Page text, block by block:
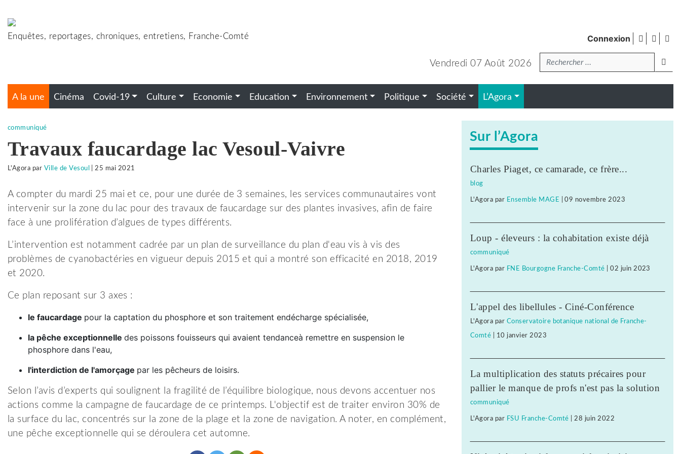
au
contenu
Enquêtes, reportages, chroniques, entretiens, Franche-Comté Connexion facebook
twitter
Vendredi 07 Août 2026Recherche
A la une Cinéma Covid-19 Culture Economie Education Environnement Politique Société L’Agora
communiqué
Travaux faucardage lac Vesoul-Vaivre
L'Agora par Ville de Vesoul 25 mai 2021
A compter du mardi 25 mai et ce, pour une durée de 3 semaines, les services communautaires vont
intervenir sur la zone du lac pour des travaux de faucardage sur des plantes invasives, afin de faire
face à une prolifération d’algues de types différents.
L’intervention est notamment cadrée par un plan de surveillance du plan d'eau vis à vis des
problèmes de cyanobactéries en vigueur depuis 2015 et qui a montré son efficacité en 2018, 2019
et 2020.
Ce plan reposant sur 3 axes :
le faucardage pour la captation du phosphore et son traitement endécharge spécialisée,
la pêche exceptionnelle des poissons fouisseurs qui avaient tendanceà remettre en suspension le
phosphore dans l'eau,
l'interdiction de l'amorçage par les pêcheurs de loisirs.
Selon l’avis d’experts qui soulignent la fragilité de l’équilibre biologique, nous devons accentuer nos
actions comme la campagne de faucardage de ce printemps. L'objectif est de traiter environ 30% de
la surface du lac, concentrés sur la zone de la plage et la zone de navigation. A noter, en complément,
une pêche exceptionnelle qui se déroulera cet automne.
Sur l’Agora
Charles Piaget, ce camarade, ce frère...
blog
L'Agora par Ensemble MAGE |09 novembre 2023
Loup - éleveurs : la cohabitation existe déjà
communiqué
L'Agora par FNE Bourgogne Franche-Comté |02 juin 2023
L'appel des libellules - Ciné-Conférence
L'Agora par Conservatoire botanique national de Franche-
Comté 10 janvier 2023
La multiplication des statuts précaires pour
pallier le manque de profs n'est pas la solution
communiqué
L'Agora par FSU Franche-Comté 28 juin 2022